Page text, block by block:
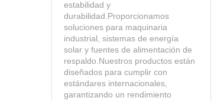
estabilidad y
durabilidad.Proporcionamos
soluciones para maquinaria
industrial, sistemas de energía
solar y fuentes de alimentación de
respaldo.Nuestros productos están
diseñados para cumplir con
estándares internacionales,
garantizando un rendimiento